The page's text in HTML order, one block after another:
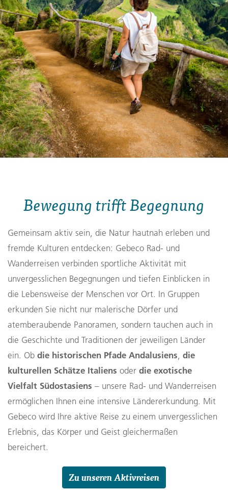
Bewegung trifft Begegnung
Gemeinsam aktiv sein, die Natur hautnah erleben und
fremde Kulturen entdecken: Gebeco Rad- und
Wanderreisen verbinden sportliche Aktivität mit
unvergesslichen Begegnungen und tiefen Einblicken in
die Lebensweise der Menschen vor Ort. In Gruppen
erkunden Sie nicht nur malerische Dörfer und
atemberaubende Panoramen, sondern tauchen auch in
die Geschichte und Traditionen der jeweiligen Länder
ein. Ob die historischen Pfade Andalusiens, die
kulturellen Schätze Italiens oder die exotische
Vielfalt Südostasiens – unsere Rad- und Wanderreisen
ermöglichen Ihnen eine intensive Ländererkundung. Mit
Gebeco wird Ihre aktive Reise zu einem unvergesslichen
Erlebnis, das Körper und Geist gleichermaßen
bereichert.
Zu unseren Aktivreisen